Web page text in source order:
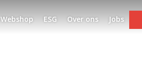
Webshop ESG Over ons Jobs